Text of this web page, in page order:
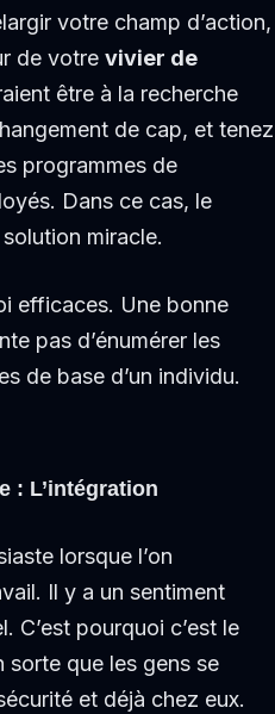
votre champ d’action,
de votre vivier de
être à la recherche
de cap, et tenez
programmes de
Dans ce cas, le
miracle.
efficaces. Une bonne
pas d’énumérer les
de base d’un individu.
: L’intégration
lorsque l’on
Il y a un sentiment
C’est pourquoi c’est le
sorte que les gens se
et déjà chez eux.